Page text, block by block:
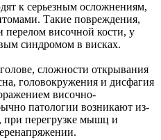
к серьезным осложнениям,
Такие повреждения,
перелом височной кости, у
синдромом в висках.
сложности открывания
головокружения и дисфагия
височно-
патологии возникают из-
при перегрузке мышц и